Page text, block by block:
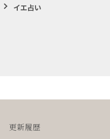
イエ占い
更新履歴